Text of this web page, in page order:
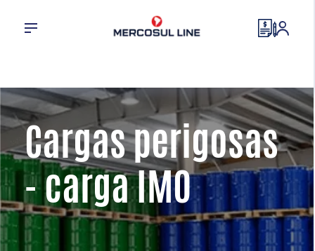
Cargas perigosas
- carga IMO